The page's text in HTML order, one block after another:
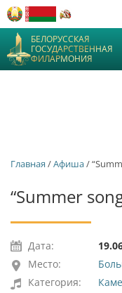
БЕЛОРУССКАЯ
ГОСУДАРСТВЕННАЯ
ФИЛАРМОНИЯ
Главная /Афиша/
“Summer
Дата:
Место:
Категория: